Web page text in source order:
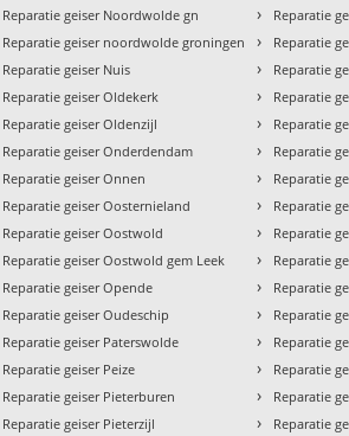
Reparatie geiser Noordwolde gn
Reparatie geiser noordwolde groningen
Reparatie geiser Nuis
Reparatie geiser Oldekerk
Reparatie geiser Oldenzijl
Reparatie geiser Onderdendam
Reparatie geiser Onnen
Reparatie geiser Oosternieland
Reparatie geiser Oostwold
Reparatie geiser Oostwold gem Leek
Reparatie geiser Opende
Reparatie geiser Oudeschip
Reparatie geiser Paterswolde
Reparatie geiser Peize
Reparatie geiser Pieterburen
Reparatie geiser Pieterzijl
› Reparatie
› Reparatie
› Reparatie
› Reparatie
› Reparatie
› Reparatie
› Reparatie
› Reparatie
› Reparatie
› Reparatie
› Reparatie
› Reparatie
› Reparatie
› Reparatie
› Reparatie
› Reparatie